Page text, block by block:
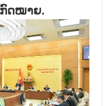
ກົດໝາຍ.